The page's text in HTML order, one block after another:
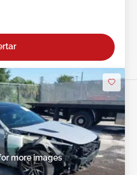
more images